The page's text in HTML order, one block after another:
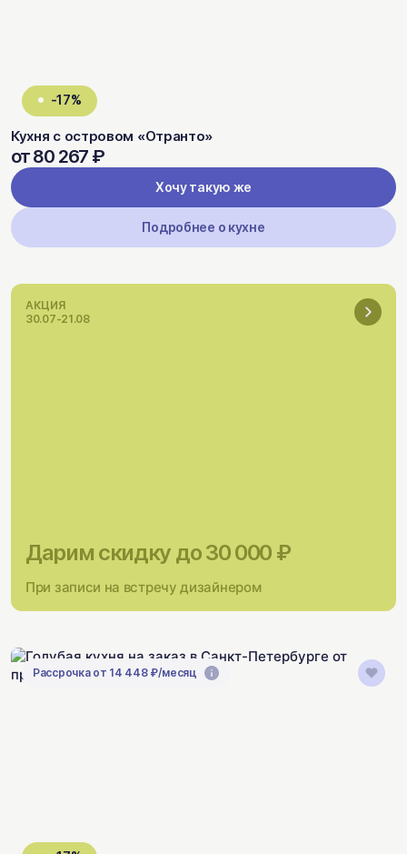
-17%
Кухня с островом «Отранто»
от 80 267 ₽
Хочу такую же
Подробнее о кухне
АКЦИЯ
30.07-21.08
Дарим скидку до 30 000 ₽
При записи на встречу дизайнером
Рассрочка от 14 448 ₽/месяц